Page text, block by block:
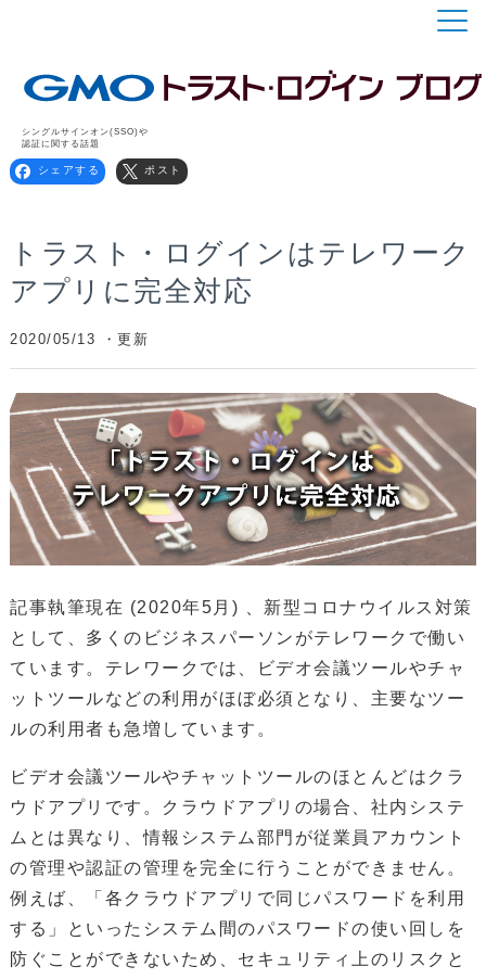
シングルサインオン(SSO)や
認証に関する話題
シェアする ポスト
トラスト・ログインはテレワーク
アプリに完全対応
2020/05/13
記事執筆現在 (2020年5月) 、新型コロナウイルス対策
として、多くのビジネスパーソンがテレワークで働い
ています。テレワークでは、ビデオ会議ツールやチャ
ットツールなどの利用がほぼ必須となり、主要なツー
ルの利用者も急増しています。
ビデオ会議ツールやチャットツールのほとんどはクラ
ウドアプリです。クラウドアプリの場合、社内システ
ムとは異なり、情報システム部門が従業員アカウント
の管理や認証の管理を完全に行うことができません。
例えば、「各クラウドアプリで同じパスワードを利用
する」といったシステム間のパスワードの使い回しを
防ぐことができないため、セキュリティ上のリスクと